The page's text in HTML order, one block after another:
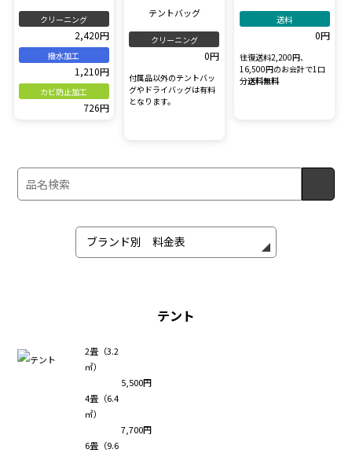
クリーニング
2,420円
撥水加工
1,210円
カビ防止加工
726円
テントバッグ
クリーニング
0円
付属品以外のテントバッ
グやドライバッグは有料
となります。
送料
0円
往復送料2,200円、
16,500円のお会計で1口
分送料無料
テント
2畳（3.2
㎡）
5,500円
4畳（6.4
㎡）
7,700円
6畳（9.6